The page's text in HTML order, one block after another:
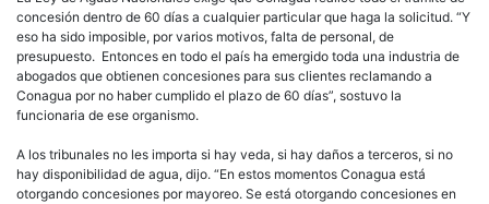
concesión dentro de 60 días a cualquier particular que haga la solicitud. “Y
eso ha sido imposible, por varios motivos, falta de personal, de
presupuesto. Entonces en todo el país ha emergido toda una industria de
abogados que obtienen concesiones para sus clientes reclamando a
Conagua por no haber cumplido el plazo de 60 días”, sostuvo la
funcionaria de ese organismo.
A los tribunales no les importa si hay veda, si hay daños a terceros, si no
hay disponibilidad de agua, dijo. “En estos momentos Conagua está
otorgando concesiones por mayoreo. Se está otorgando concesiones en